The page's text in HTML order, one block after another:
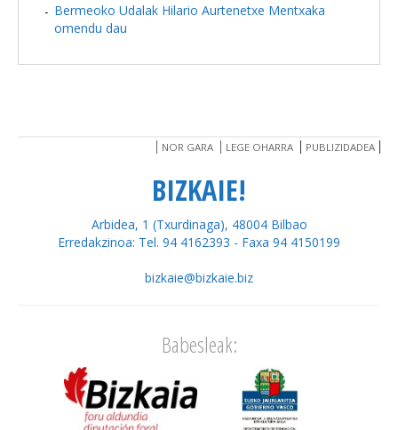
Bermeoko Udalak Hilario Aurtenetxe Mentxaka
omendu dau
NOR GARA LEGE OHARRA PUBLIZIDADEA
BIZKAIE!
Arbidea, 1 (Txurdinaga), 48004 Bilbao
Erredakzinoa: Tel. 94 4162393 - Faxa 94 4150199
bizkaie@bizkaie.biz
Babesleak: